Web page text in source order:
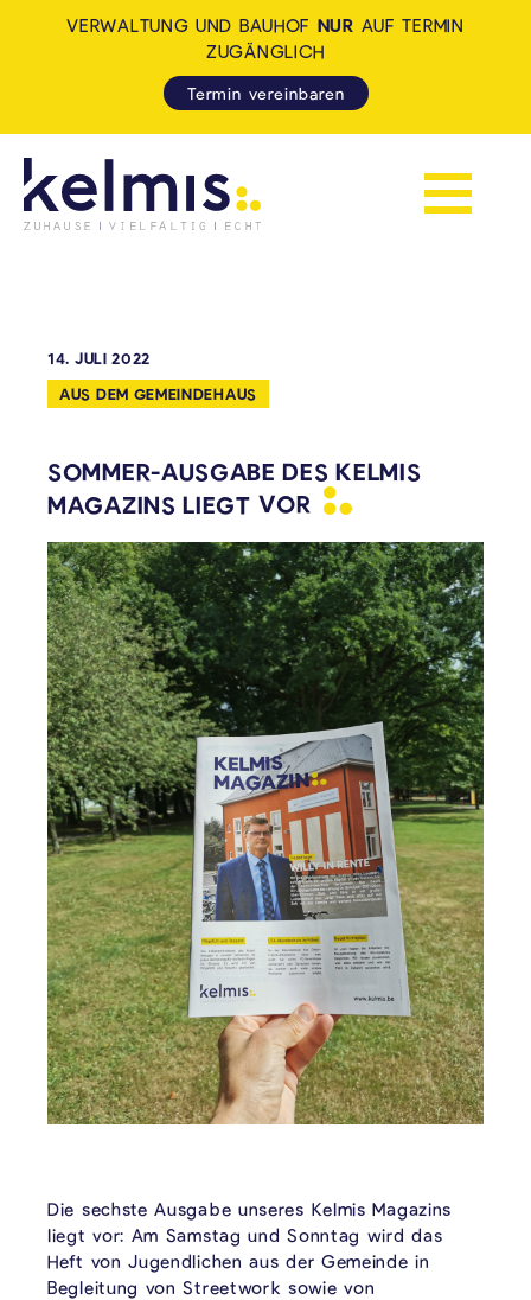
Navigation
VERWALTUNG UND BAUHOF NUR AUF TERMIN
ZUGÄNGLICH
Termin vereinbaren
14. JULI 2022
AUS DEM GEMEINDEHAUS
SOMMER-AUSGABE DES KELMIS
MAGAZINS LIEGT VOR
Die sechste Ausgabe unseres Kelmis Magazins
liegt vor: Am Samstag und Sonntag wird das
Heft von Jugendlichen aus der Gemeinde in
Begleitung von Streetwork sowie von